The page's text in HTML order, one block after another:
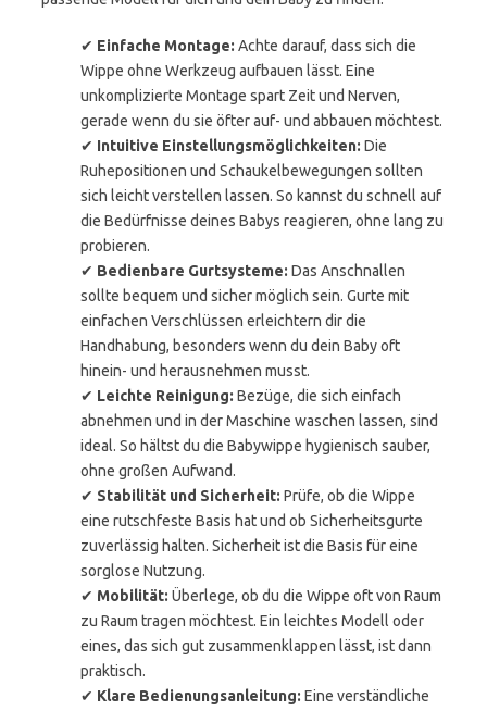
✔ Einfache Montage: Achte darauf, dass sich die
Wippe ohne Werkzeug aufbauen lässt. Eine
unkomplizierte Montage spart Zeit und Nerven,
gerade wenn du sie öfter auf- und abbauen möchtest.
✔ Intuitive Einstellungsmöglichkeiten: Die
Ruhepositionen und Schaukelbewegungen sollten
sich leicht verstellen lassen. So kannst du schnell auf
die Bedürfnisse deines Babys reagieren, ohne lang zu
probieren.
✔ Bedienbare Gurtsysteme: Das Anschnallen
sollte bequem und sicher möglich sein. Gurte mit
einfachen Verschlüssen erleichtern dir die
Handhabung, besonders wenn du dein Baby oft
hinein- und herausnehmen musst.
✔ Leichte Reinigung: Bezüge, die sich einfach
abnehmen und in der Maschine waschen lassen, sind
ideal. So hältst du die Babywippe hygienisch sauber,
ohne großen Aufwand.
✔ Stabilität und Sicherheit: Prüfe, ob die Wippe
eine rutschfeste Basis hat und ob Sicherheitsgurte
zuverlässig halten. Sicherheit ist die Basis für eine
sorglose Nutzung.
✔ Mobilität: Überlege, ob du die Wippe oft von Raum
zu Raum tragen möchtest. Ein leichtes Modell oder
eines, das sich gut zusammenklappen lässt, ist dann
praktisch.
✔ Klare Bedienungsanleitung: Eine verständliche